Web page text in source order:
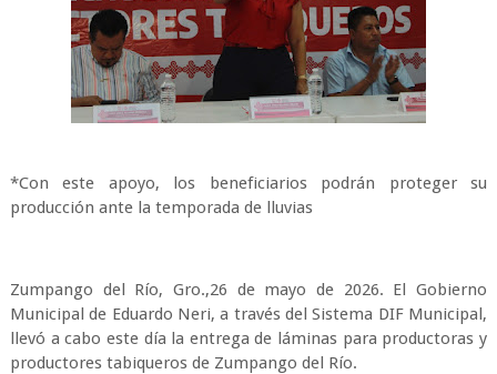
*Con este apoyo, los beneficiarios podrán proteger su
producción ante la temporada de lluvias
Zumpango del Río, Gro.,26 de mayo de 2026. El Gobierno
Municipal de Eduardo Neri, a través del Sistema DIF Municipal,
llevó a cabo este día la entrega de láminas para productoras y
productores tabiqueros de Zumpango del Río.